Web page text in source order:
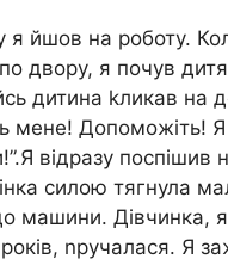
я йшов на роботу.
двору, я почув
дитина kликав на
мене! Допоможіть!
відразу поспішив
силою тягнула
машини. Дівчинка,
років, nручалася. Я